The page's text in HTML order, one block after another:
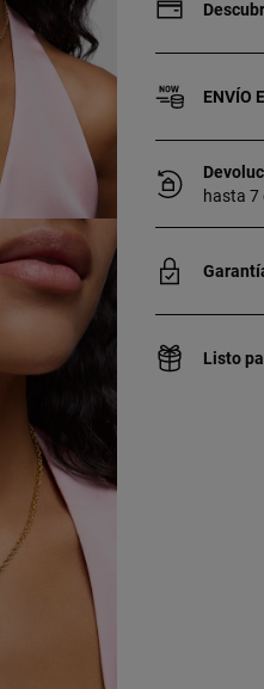
de oso
Pieza
de
ENVÍO
hasta 7
Listo